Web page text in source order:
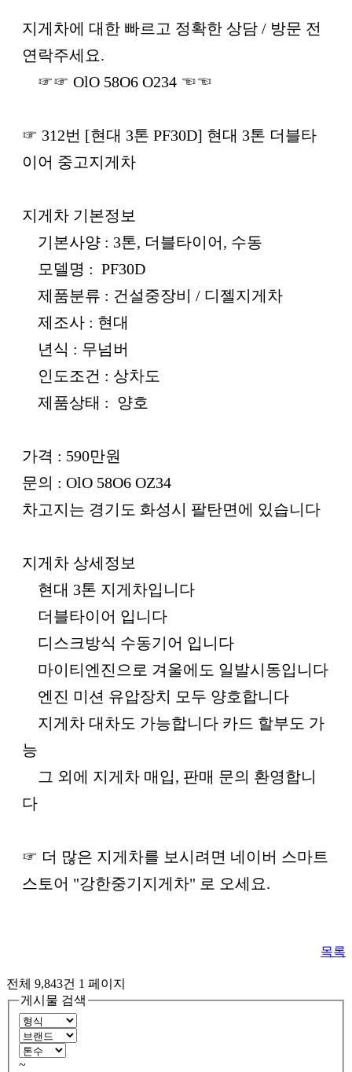
본문
지게차에 대한 빠르고 정확한 상담 / 방문 전
연락주세요.
☞☞ OlO 58O6 O234 ☜☜
☞ 312번 [현대 3톤 PF30D] 현대 3톤 더블타
이어 중고지게차
지게차 기본정보
기본사양 : 3톤, 더블타이어, 수동
모델명 : PF30D
제품분류 : 건설중장비 / 디젤지게차
제조사 : 현대
년식 : 무넘버
인도조건 : 상차도
제품상태 : 양호
가격 : 590만원
문의 : OlO 58O6 OZ34
차고지는 경기도 화성시 팔탄면에 있습니다
지게차 상세정보
현대 3톤 지게차입니다
더블타이어 입니다
디스크방식 수동기어 입니다
마이티엔진으로 겨울에도 일발시동입니다
엔진 미션 유압장치 모두 양호합니다
지게차 대차도 가능합니다 카드 할부도 가
능
그 외에 지게차 매입, 판매 문의 환영합니
다
☞ 더 많은 지게차를 보시려면 네이버 스마트
스토어 "강한중기지게차" 로 오세요.
목록
전체 9,843건 1 페이지
게시물 검색
~